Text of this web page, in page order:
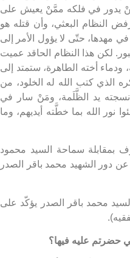
يدور في فلكه ممَّنْ يعيش على
النظام البعثي، وأن قتله هو
مهدها، حتّى لا يؤول الأمر إلى
لكن هذا النظام الحاقد عميت
ودماء أخته الطاهرة، ستمتد إلى
الذي كتب الله له الخلود، من
يد الظَّلَمة، ومَنْ سار في
نور الله بما خطَّته أيديهم، وما
بمقابلة سماحة السيد محمود
عن دور الشهيد محمد باقر الصدر
محمد باقر الصدر يؤكّد على
حضرتم عليه فيها؟